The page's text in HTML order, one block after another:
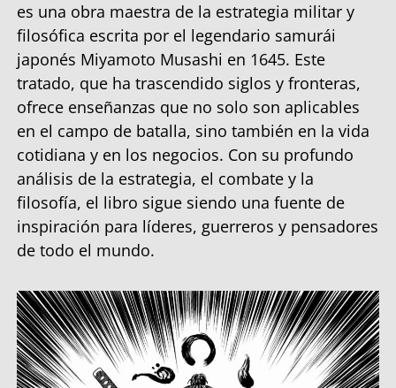
es una obra maestra de la estrategia militar y
filosófica escrita por el legendario samurái
japonés Miyamoto Musashi en 1645. Este
tratado, que ha trascendido siglos y fronteras,
ofrece enseñanzas que no solo son aplicables
en el campo de batalla, sino también en la vida
cotidiana y en los negocios. Con su profundo
análisis de la estrategia, el combate y la
filosofía, el libro sigue siendo una fuente de
inspiración para líderes, guerreros y pensadores
de todo el mundo.